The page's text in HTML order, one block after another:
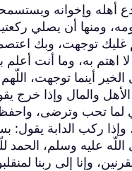
أهله وإخوانه
ومنها أن يصلي
غليك توجهت، وبك
اهتم به، وما أنت
أينما توجهت،
والمال وإذا خرج
لما تحب وترضى،
وإذا ركب الدابة يقول:
عليه وسلم، الحمد
وإنا إلى ربنا